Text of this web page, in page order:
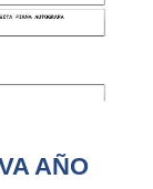
AÑO